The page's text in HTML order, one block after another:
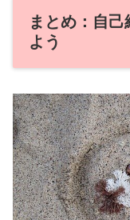
まとめ：自
よう